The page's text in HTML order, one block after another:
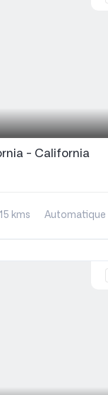
- California
kms Automatique